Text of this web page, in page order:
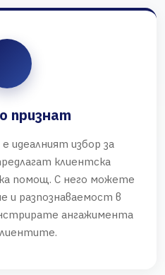
признат
идеалният избор за
клиентска
помощ. С него можете
и разпознаваемост в
ангажимента